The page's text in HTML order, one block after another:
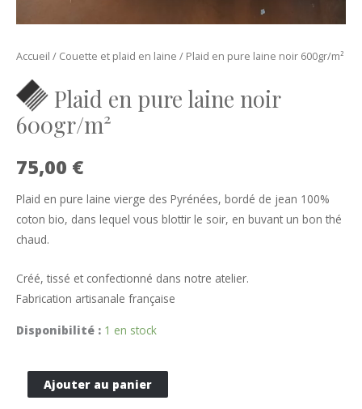
Accueil / Couette et plaid en laine / Plaid en pure laine noir 600gr/m²
Plaid en pure laine noir
600gr/m²
75,00 €
Plaid en pure laine vierge des Pyrénées, bordé de jean 100%
coton bio, dans lequel vous blottir le soir, en buvant un bon thé
chaud.
Créé, tissé et confectionné dans notre atelier.
Fabrication artisanale française
Disponibilité : 1 en stock
quantité
de
Ajouter au panier